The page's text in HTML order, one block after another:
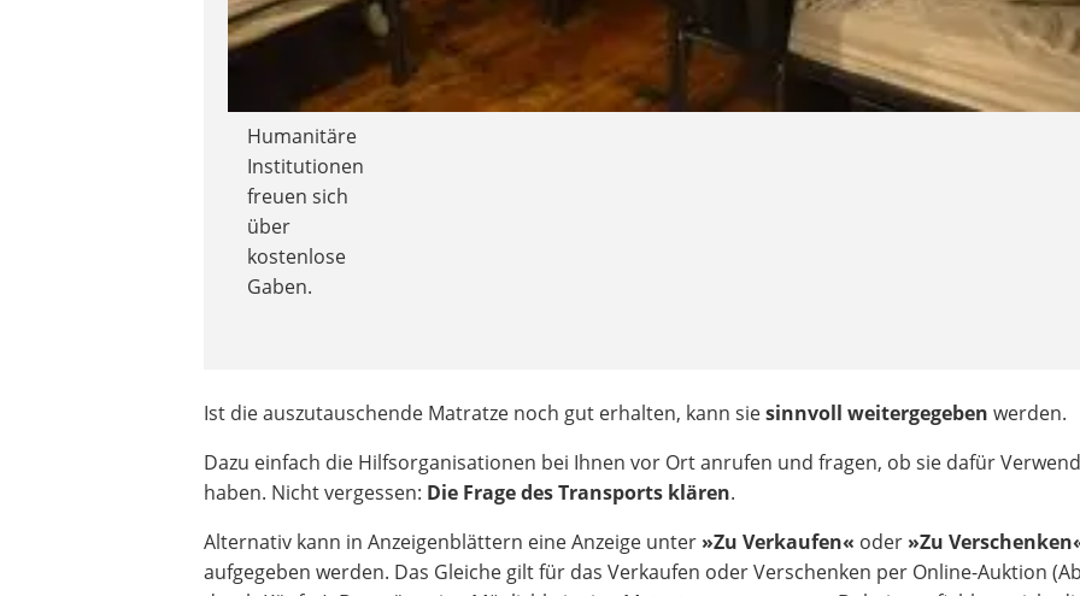
Humanitäre
Institutionen
freuen sich
über
kostenlose
Gaben.
Ist die auszutauschende Matratze noch gut erhalten, kann siesinnvoll weitergegeben werden.
Dazu einfach die Hilfsorganisationen bei Ihnen vor Ort anrufen und fragen, ob sie dafür
haben. Nicht vergessen: Die Frage des Transports klären.
Alternativ kann in Anzeigenblättern eine Anzeige unter »Zu Verkaufen« oder »Zu
aufgegeben werden. Das Gleiche gilt für das Verkaufen oder Verschenken per Online-Auktion